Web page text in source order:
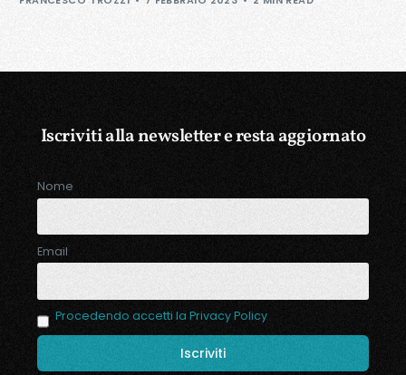
Iscriviti alla newsletter e resta aggiornato
Nome
Email
Procedendo accetti la Privacy Policy